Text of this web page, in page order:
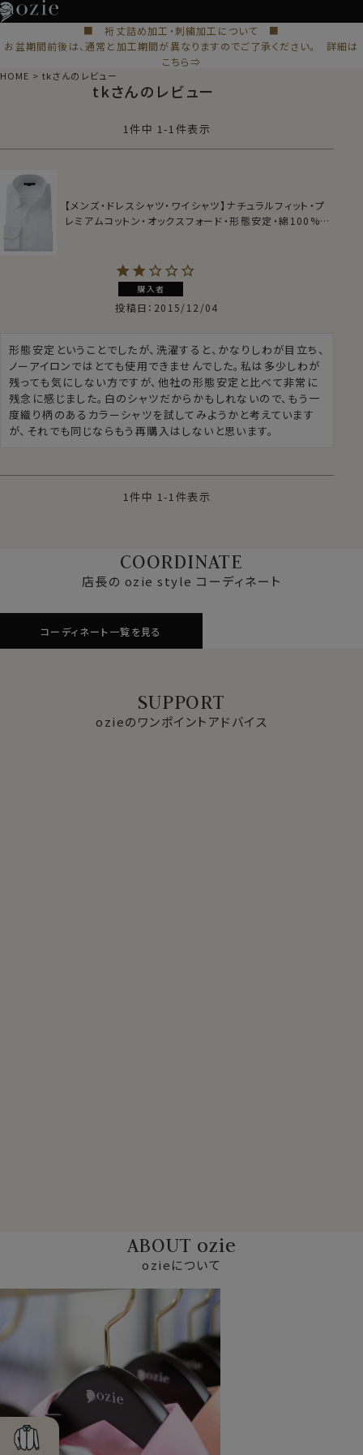
■ 裄丈詰め加工・刺繍加工について ■
お盆期間前後は、通常と加工期間が異なりますのでご了承ください。 詳細は
こちら⇒
HOME tkさんのレビュー
tkさんのレビュー
1件中 1-1件表示
【メンズ・ドレスシャツ・ワイシャツ】ナチュラルフィット・プ
レミアムコットン・オックスフォード・形態安定・綿100%・
購入者
投稿日 2015/12/04
形態安定ということでしたが、洗濯すると、かなりしわが目立ち、
ノーアイロンではとても使用できませんでした。私は多少しわが
残っても気にしない方ですが、他社の形態安定と比べて非常に
残念に感じました。白のシャツだからかもしれないので、もう一
度織り柄のあるカラーシャツを試してみようかと考えています
が、それでも同じならもう再購入はしないと思います。
1件中 1-1件表示
COORDINATE
店長の ozie style コーディネート
コーディネート一覧を見る
SUPPORT
ozieのワンポイントアドバイス
ABOUT ozie
ozieについて